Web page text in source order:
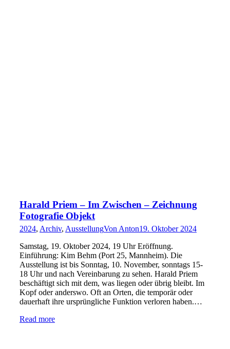
Harald Priem – Im Zwischen – Zeichnung
Fotografie Objekt
2024, Archiv, AusstellungVon Anton19. Oktober 2024
Samstag, 19. Oktober 2024, 19 Uhr Eröffnung.
Einführung: Kim Behm (Port 25, Mannheim). Die
Ausstellung ist bis Sonntag, 10. November, sonntags 15-
18 Uhr und nach Vereinbarung zu sehen. Harald Priem
beschäftigt sich mit dem, was liegen oder übrig bleibt. Im
Kopf oder anderswo. Oft an Orten, die temporär oder
dauerhaft ihre ursprüngliche Funktion verloren haben.…
Read more